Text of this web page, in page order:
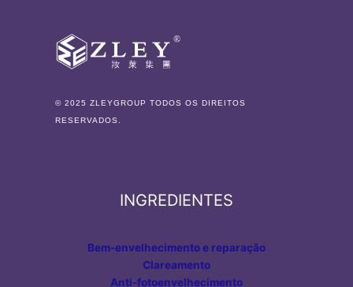
© 2025 ZLEYGROUP TODOS OS DIREITOS
RESERVADOS.
INGREDIENTES
Bem-envelhecimento e reparação
Clareamento
Anti-fotoenvelhecimento